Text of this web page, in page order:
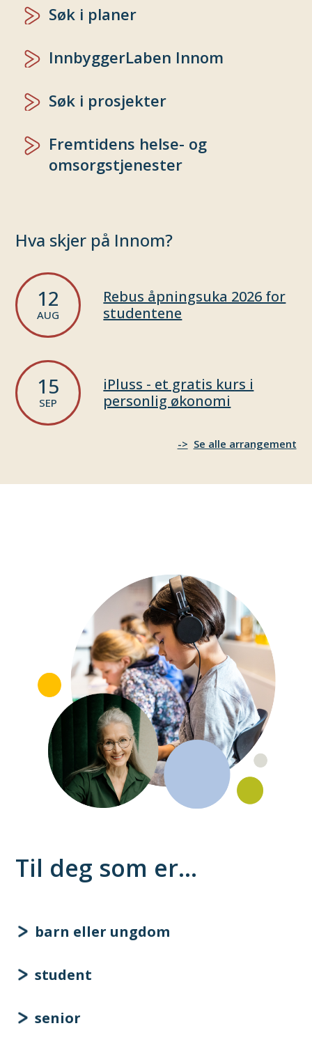
Søk i planer
InnbyggerLaben Innom
Søk i prosjekter
Fremtidens helse- og
omsorgstjenester
Hva skjer på Innom?
12
AUG
Rebus åpningsuka 2026 for
studentene
15
SEP
iPluss - et gratis kurs i
personlig økonomi
Se alle arrangement
Til deg som er…
barn eller ungdom
student
senior